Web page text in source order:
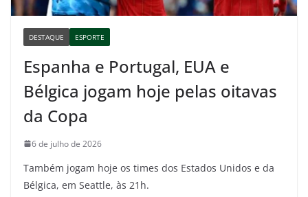
DESTAQUE ESPORTE
Espanha e Portugal, EUA e
Bélgica jogam hoje pelas oitavas
da Copa
6 de julho de 2026
Também jogam hoje os times dos Estados Unidos e da
Bélgica, em Seattle, às 21h.